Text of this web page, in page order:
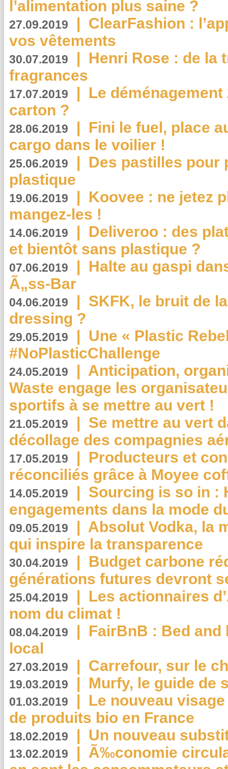
l’alimentation plus saine ?
27.09.2019 | ClearFashion :
vos vêtements
30.07.2019 | Henri Rose : de la
fragrances
17.07.2019 | Le
carton ?
28.06.2019 | Fini le fuel, place
cargo dans le voilier !
25.06.2019 | Des pastilles pour
plastique
19.06.2019 | Koovee : ne jetez
mangez-les !
14.06.2019 | Deliveroo : des
et bientôt sans plastique ?
07.06.2019 | Halte au gaspi
Ã„ss-Bar
04.06.2019 | SKFK, le bruit de
dressing ?
29.05.2019 | Une « Plastic
#NoPlasticChallenge
24.05.2019 | Anticipation,
Waste engage les
sportifs à se mettre au vert !
21.05.2019 | Se mettre au vert
décollage des compagnies
17.05.2019 | Producteurs et
réconciliés grâce à Moyee
14.05.2019 | Sourcing is so in :
engagements dans la mode
09.05.2019 | Absolut Vodka, la
qui inspire la transparence
30.04.2019 | Budget carbone
générations futures devront
25.04.2019 | Les actionnaires
nom du climat !
08.04.2019 | FairBnB : Bed
local
27.03.2019 | Carrefour, sur le
19.03.2019 | Murfy, le guide de
01.03.2019 | Le nouveau
de produits bio en France
18.02.2019 | Un nouveau
13.02.2019 | Ã‰conomie